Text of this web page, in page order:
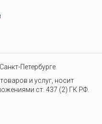
Петербурге
и услуг, носит
ст. 437 (2) ГК РФ.